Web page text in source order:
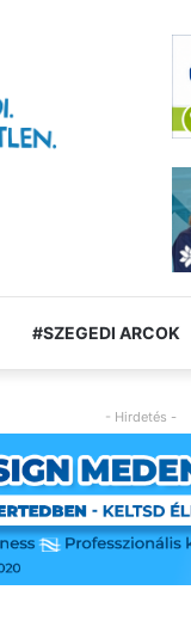
#SZEGEDI ARCOK
- Hirdetés -